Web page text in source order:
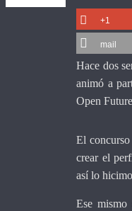
+1
mail
Hace dos
animó a
Open
El concurso
crear el
así lo
Ese